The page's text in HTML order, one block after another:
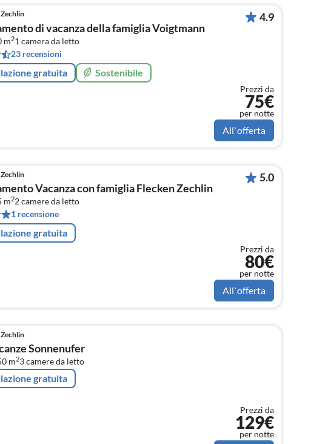
di vacanza della famiglia Voigtmann
m21 camera da letto
23 recensioni
gratuita Sostenibile
4.9
Prezzi da
75€
per notte
All`offerta
Vacanza con famiglia Flecken Zechlin
m22camere da letto
1 recensione
gratuita
5.0
Prezzi da
80€
per notte
All`offerta
Sonnenufer
m23camere da letto
gratuita
Prezzi da
129€
per notte